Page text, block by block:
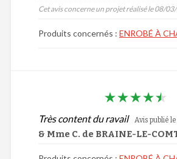
Cet avis concerne un projet réalisé le 08/
Produits concernés : ENROBÉ À
Très content du ravail Avis publié
& Mme C. de BRAINE-LE-